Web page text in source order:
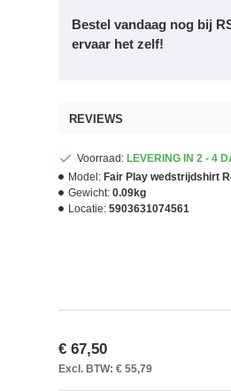
Bestel vandaag nog bij
ervaar het zelf!
REVIEWS
Voorraad: LEVERING IN 2 - 4
Model: Fair Play wedstrijdshirt
Gewicht: 0.09kg
Locatie: 5903631074561
€ 67,50
Excl. BTW: € 55,79